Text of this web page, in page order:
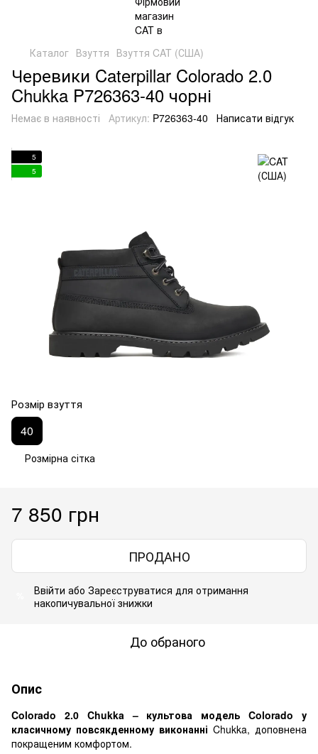
Каталог Взуття Взуття CAT (США)
Черевики Caterpillar Colorado 2.0
Chukka P726363-40 чорні
Немає в наявності Артикул: P726363-40 Написати відгук
5
5
Розмір взуття
40
Розмірна сітка
7 850 грн
ПРОДАНО
Ввійти або Зареєструватися для отримання
накопичувальної знижки
До обраного
Опис
Colorado 2.0 Chukka – культова модель Colorado у
класичному повсякденному виконанні Chukka, доповнена
покращеним комфортом.